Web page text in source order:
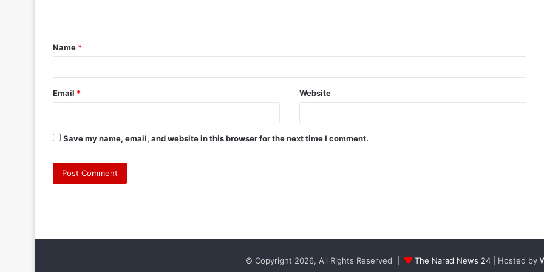
t
*
Name *
Email * Website
Save my name, email, and website in this browser for the next time I comment.
© Copyright 2026, All Rights Reserved | The Narad News 24 | Hosted by